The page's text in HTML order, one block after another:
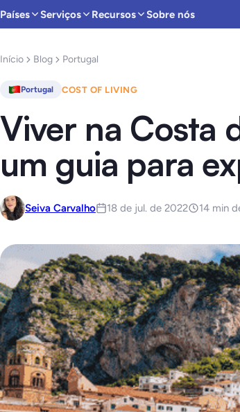
Países Serviços Recursos Sobre nós
Início Blog Portugal
Portugal COST OF LIVING
Viver na Costa
um guia para
Seiva Carvalho 18 de jul. de 2022 14 min